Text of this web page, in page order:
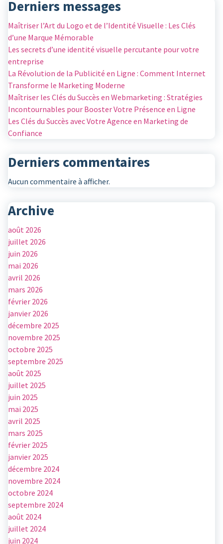
Derniers messages
Maîtriser l’Art du Logo et de l’Identité Visuelle : Les Clés
d’une Marque Mémorable
Les secrets d’une identité visuelle percutante pour votre
entreprise
La Révolution de la Publicité en Ligne : Comment Internet
Transforme le Marketing Moderne
Maîtriser les Clés du Succès en Webmarketing : Stratégies
Incontournables pour Booster Votre Présence en Ligne
Les Clés du Succès avec Votre Agence en Marketing de
Confiance
Derniers commentaires
Aucun commentaire à afficher.
Archive
août 2026
juillet 2026
juin 2026
mai 2026
avril 2026
mars 2026
février 2026
janvier 2026
décembre 2025
novembre 2025
octobre 2025
septembre 2025
août 2025
juillet 2025
juin 2025
mai 2025
avril 2025
mars 2025
février 2025
janvier 2025
décembre 2024
novembre 2024
octobre 2024
septembre 2024
août 2024
juillet 2024
juin 2024